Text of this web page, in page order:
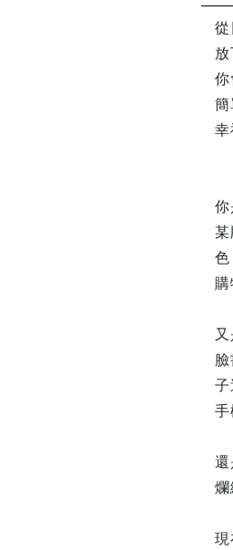
從
你
簡
幸
你
某
色
子
手
還
爛
現